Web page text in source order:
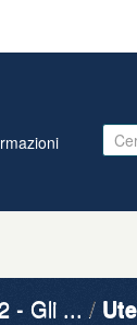
- Gli ...